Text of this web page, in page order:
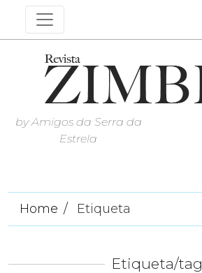
by Amigos da Serra da
Estrela
Home Etiqueta
Etiqueta/tag